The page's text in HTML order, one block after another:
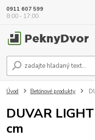
0911 607 599
8:00 - 17:00
Úvod Betónové produkty
DUVAR
cm